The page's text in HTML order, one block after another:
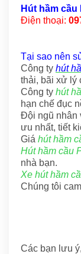
Hút hầm cầu
Điện thoại:
Tại sao nên
Công ty hút
thải, bãi xử lý
Công ty hút
hạn chế đục
Đội ngũ nhân
ưu nhất, tiết
Giá hút hầm
Hút hầm cầu
nhà bạn.
Xe hút hầm
Chúng tôi
Các bạn lưu